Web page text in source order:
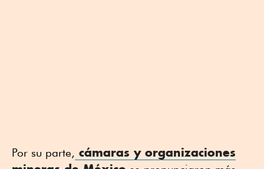
Por su parte, cámaras y organizaciones